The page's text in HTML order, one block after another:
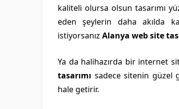
kaliteli olursa olsun tasarımı
eden şeylerin daha akılda
istiyorsanız Alanya web site
Ya da halihazırda bir internet
tasarımı sadece sitenin güzel
hale getirir.